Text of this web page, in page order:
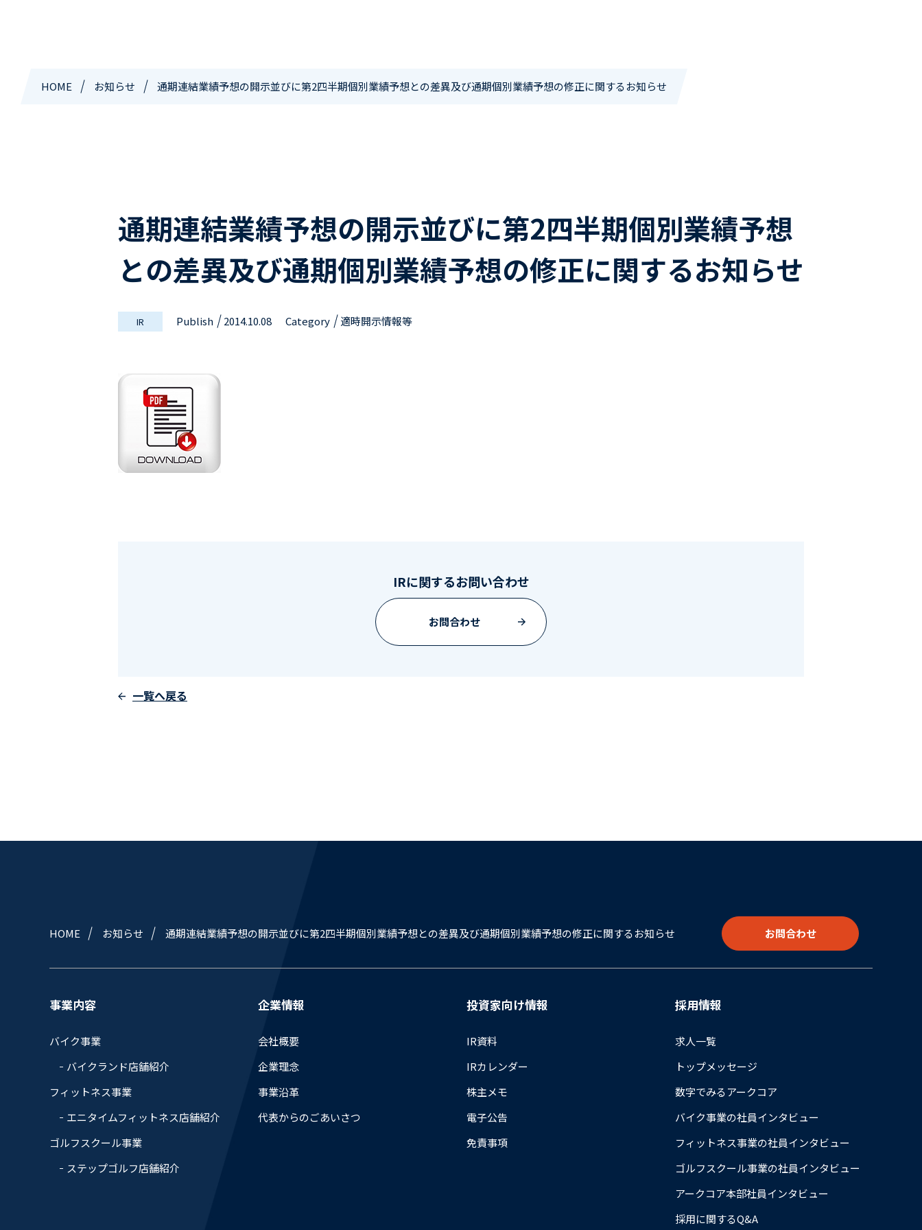
HOME お知らせ 通期連結業績予想の開示並びに第2四半期個別業績予想との差異及び通期個別業績予想の修正に関するお知らせ
通期連結業績予想の開示並びに第2四半期個別業績予想
との差異及び通期個別業績予想の修正に関するお知らせ
IR Publish 2014.10.08 Category 適時開示情報等
IRに関するお問い合わせ
お問合わせ
一覧へ戻る
HOME お知らせ 通期連結業績予想の開示並びに第2四半期個別業績予想との差異及び通期個別業績予想の修正に関するお知らせ お問合わせ
事業内容
バイク事業
バイクランド店舗紹介
フィットネス事業
エニタイムフィットネス店舗紹介
ゴルフスクール事業
ステップゴルフ店舗紹介
企業情報
会社概要
企業理念
事業沿革
代表からのごあいさつ
投資家向け情報
IR資料
IRカレンダー
株主メモ
電子公告
免責事項
採用情報
求人一覧
トップメッセージ
数字でみるアークコア
バイク事業の社員インタビュー
フィットネス事業の社員インタビュー
ゴルフスクール事業の社員インタビュー
アークコア本部社員インタビュー
採用に関するQ&A